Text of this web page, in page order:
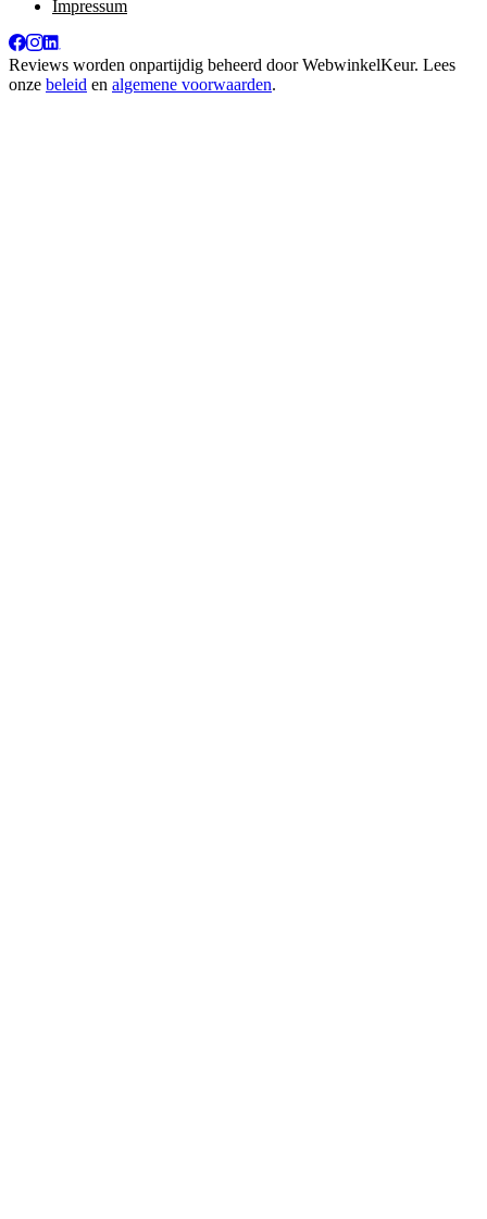
Impressum
Reviews worden onpartijdig beheerd doorWebwinkelKeur. Lees
onze beleid en algemene voorwaarden.